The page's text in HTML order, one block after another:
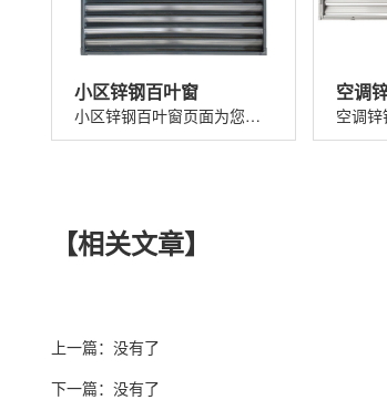
小区锌钢百叶窗
小区锌钢百叶窗页面为您提供小区锌钢百叶窗价格、图片、介绍、规格、参数、特点、优势、应用以及小区锌钢百叶窗厂家电话、地址等信息。...
空调
【相关文章】
上一篇：没有了
下一篇：没有了